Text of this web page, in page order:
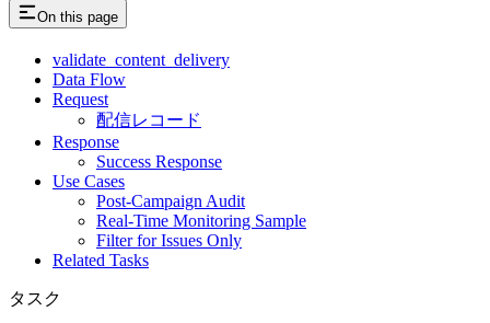
On this page
validate_content_delivery
Data Flow
Request
配信レコード
Response
Success Response
Use Cases
Post-Campaign Audit
Real-Time Monitoring Sample
Filter for Issues Only
Related Tasks
タスク